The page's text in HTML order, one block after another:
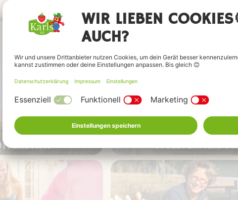
effizient bedrucken
Abrechnungsblätter statt
Abrechnungsumschläge